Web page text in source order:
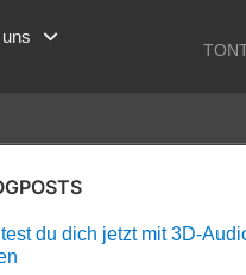
du dich jetzt mit 3D-